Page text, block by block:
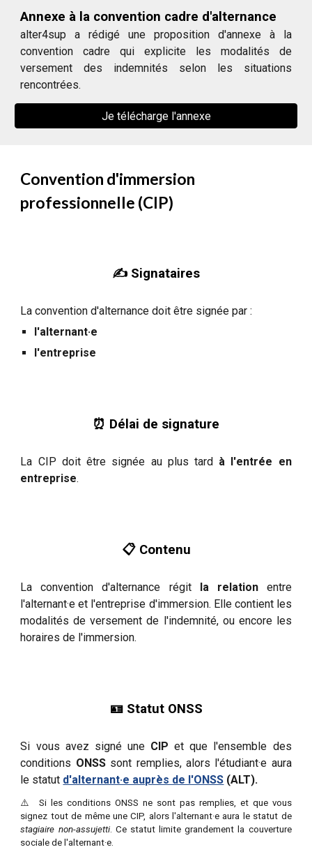
Annexe à la convention cadre d'alternance
alter4sup a rédigé une proposition d'annexe à la
convention cadre qui explicite les modalités de
versement des indemnités selon les situations
rencontrées.
Je télécharge l'annexe
Convention d'immersion
professionnelle (CIP)
✍️ Signataires
La convention d'alternance doit être signée par :
l'alternant·e
l'entreprise
⏰ Délai de signature
La CIP doit être signée au plus tard à l'entrée en
entreprise.
📋 Contenu
La convention d'alternance régit la relation entre
l'alternant·e et l'entreprise d'immersion. Elle contient les
modalités de versement de l'indemnité, ou encore les
horaires de l'immersion.
🪪 Statut ONSS
Si vous avez signé une CIP et que l'ensemble des
conditions ONSSsont remplies, alors l'étudiant·e aura
le statut d'alternant·e auprès de l'ONSS (ALT).
⚠️ Si les conditions ONSS ne sont pas remplies, et que vous
signez tout de même une CIP, alors l'alternant·e aura le statut de
stagiaire non-assujetti. Ce statut limite grandement la couverture
sociale de l'alternant·e.